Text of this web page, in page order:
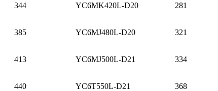
344 YC6MK420L-D20 281
385 YC6MJ480L-D20 321
413 YC6MJ500L-D21 334
440 YC6T550L-D21 368